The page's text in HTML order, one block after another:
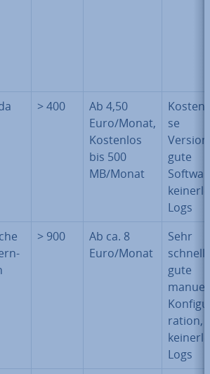
> 400
Ab 4,50
Euro/Monat,
Kostenlos
bis 500
MB/Monat
se
gute
Logs
> 900
Ab ca. 8
Euro/Monat
Sehr
schnell,
gute
ra­ti­on,
Logs